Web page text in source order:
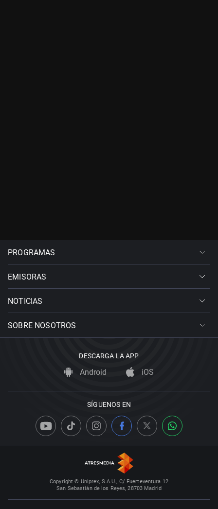
PROGRAMAS
EMISORAS
NOTICIAS
SOBRE NOSOTROS
DESCARGA LA APP
Android iOS
SÍGUENOS EN
Copyright © Uniprex, S.A.U., C/ Fuerteventura 12
San Sebastián de los Reyes, 28703 Madrid